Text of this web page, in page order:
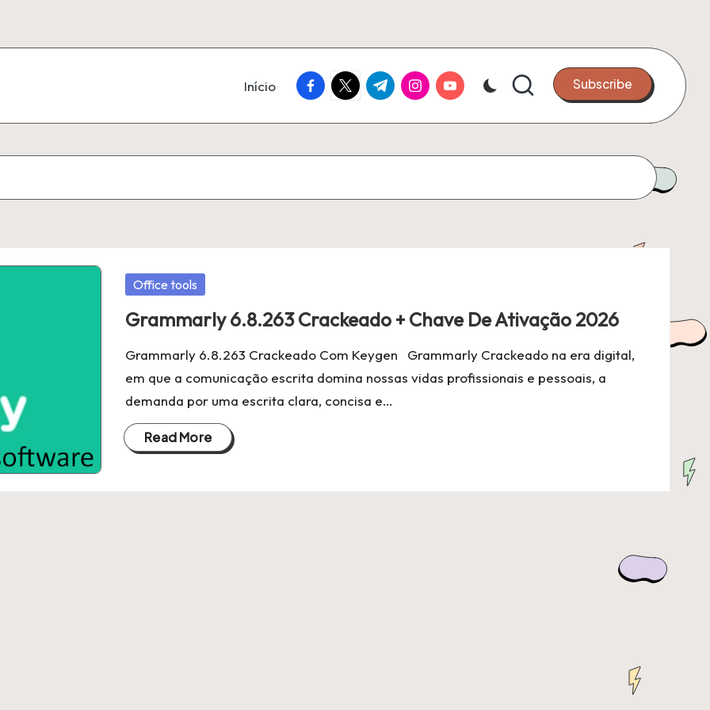
Início facebook.com
twitter.com
t.me instagram.com
youtube.com Subscribe
Posted
Office tools
Grammarly 6.8.263 Crackeado + Chave De Ativação 2026
Grammarly 6.8.263 Crackeado Com Keygen Grammarly Crackeado na era digital,
em que a comunicação escrita domina nossas vidas profissionais e pessoais, a
demanda por uma escrita clara, concisa e…
Read More